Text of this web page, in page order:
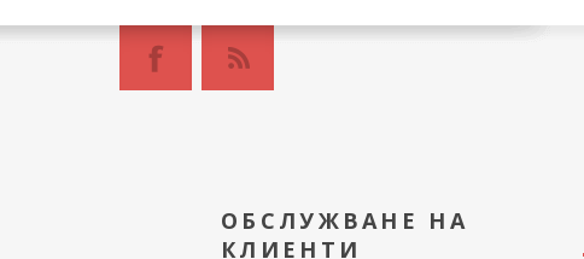
ОБСЛУЖВАНЕ НА
КЛИЕНТИ